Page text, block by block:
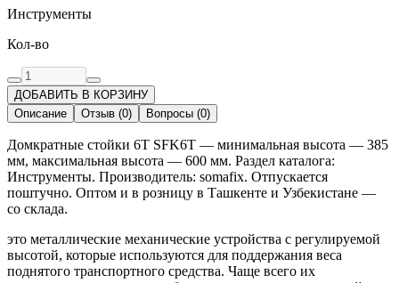
Инструменты
Кол-во
ДОБАВИТЬ В КОРЗИНУ
Описание
Отзыв (0) Вопросы (0)
Домкратные стойки 6T SFK6T — минимальная высота — 385
мм, максимальная высота — 600 мм. Раздел каталога:
Инструменты. Производитель: somafix. Отпускается
поштучно. Оптом и в розницу в Ташкенте и Узбекистане —
со склада.
это металлические механические устройства с регулируемой
высотой, которые используются для поддержания веса
поднятого транспортного средства. Чаще всего их